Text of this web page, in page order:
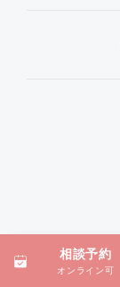
相談予約
オンライン可